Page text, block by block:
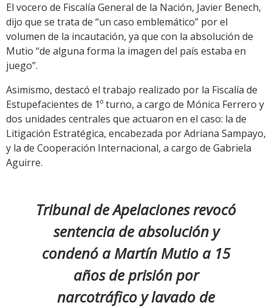
El vocero de Fiscalía General de la Nación, Javier Benech,
dijo que se trata de “un caso emblemático” por el
volumen de la incautación, ya que con la absolución de
Mutio “de alguna forma la imagen del país estaba en
juego”.
Asimismo, destacó el trabajo realizado por la Fiscalía de
Estupefacientes de 1º turno, a cargo de Mónica Ferrero y
dos unidades centrales que actuaron en el caso: la de
Litigación Estratégica, encabezada por Adriana Sampayo,
y la de Cooperación Internacional, a cargo de Gabriela
Aguirre.
Tribunal de Apelaciones revocó
sentencia de absolución y
condenó a Martín Mutio a 15
años de prisión por
narcotráfico y lavado de